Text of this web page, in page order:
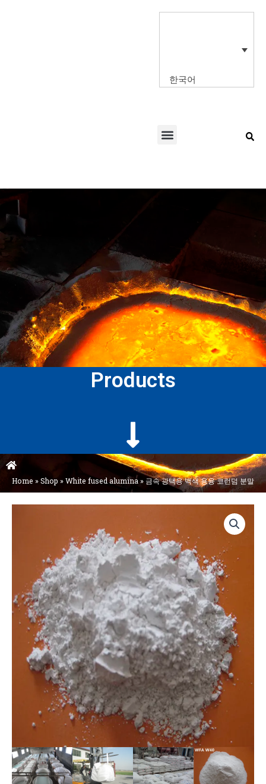
한국어
Menu
Products
Home »Shop »White fused alumina» 금속 광택용 백색 용융 코런덤 분말